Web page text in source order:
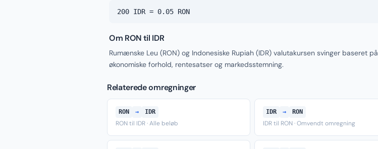
200 IDR = 0.05 RON
Om RON til IDR
Rumænske Leu (RON) og Indonesiske Rupiah (IDR) valutakursen svinger baseret på
økonomiske forhold, rentesatser og markedsstemning.
Relaterede omregninger
RON → IDR
RON til IDR · Alle beløb
IDR → RON
IDR til RON · Omvendt omregning